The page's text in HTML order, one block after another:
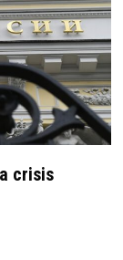
crisis